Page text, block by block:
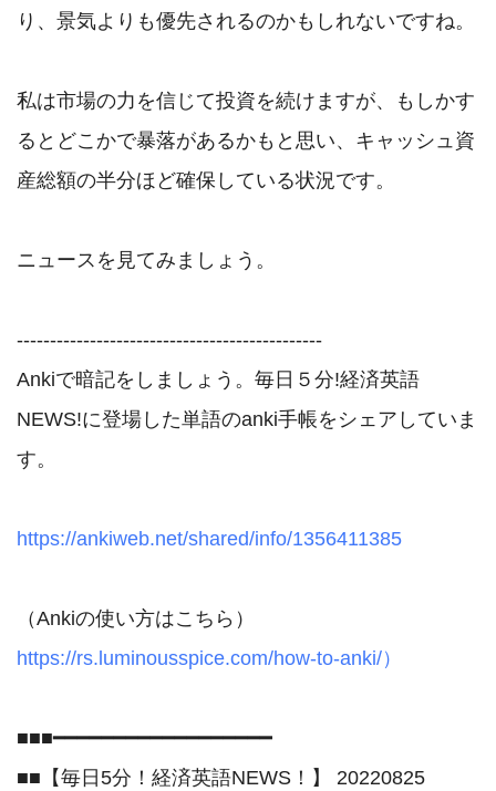
り、景気よりも優先されるのかもしれないですね。
私は市場の力を信じて投資を続けますが、もしかす
るとどこかで暴落があるかもと思い、キャッシュ資
産総額の半分ほど確保している状況です。
ニュースを見てみましょう。
----------------------------------------------
Ankiで暗記をしましょう。毎日５分!経済英語
NEWS!に登場した単語のanki手帳をシェアしていま
す。
https://ankiweb.net/shared/info/1356411385
https://rs.luminousspice.com/how-to-anki/）
■■■━━━━━━━━━━━━━━━━━━
■■【毎日5分！経済英語NEWS！】 20220825